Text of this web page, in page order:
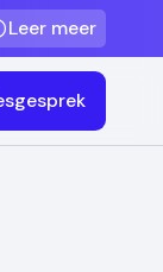
Leer meer